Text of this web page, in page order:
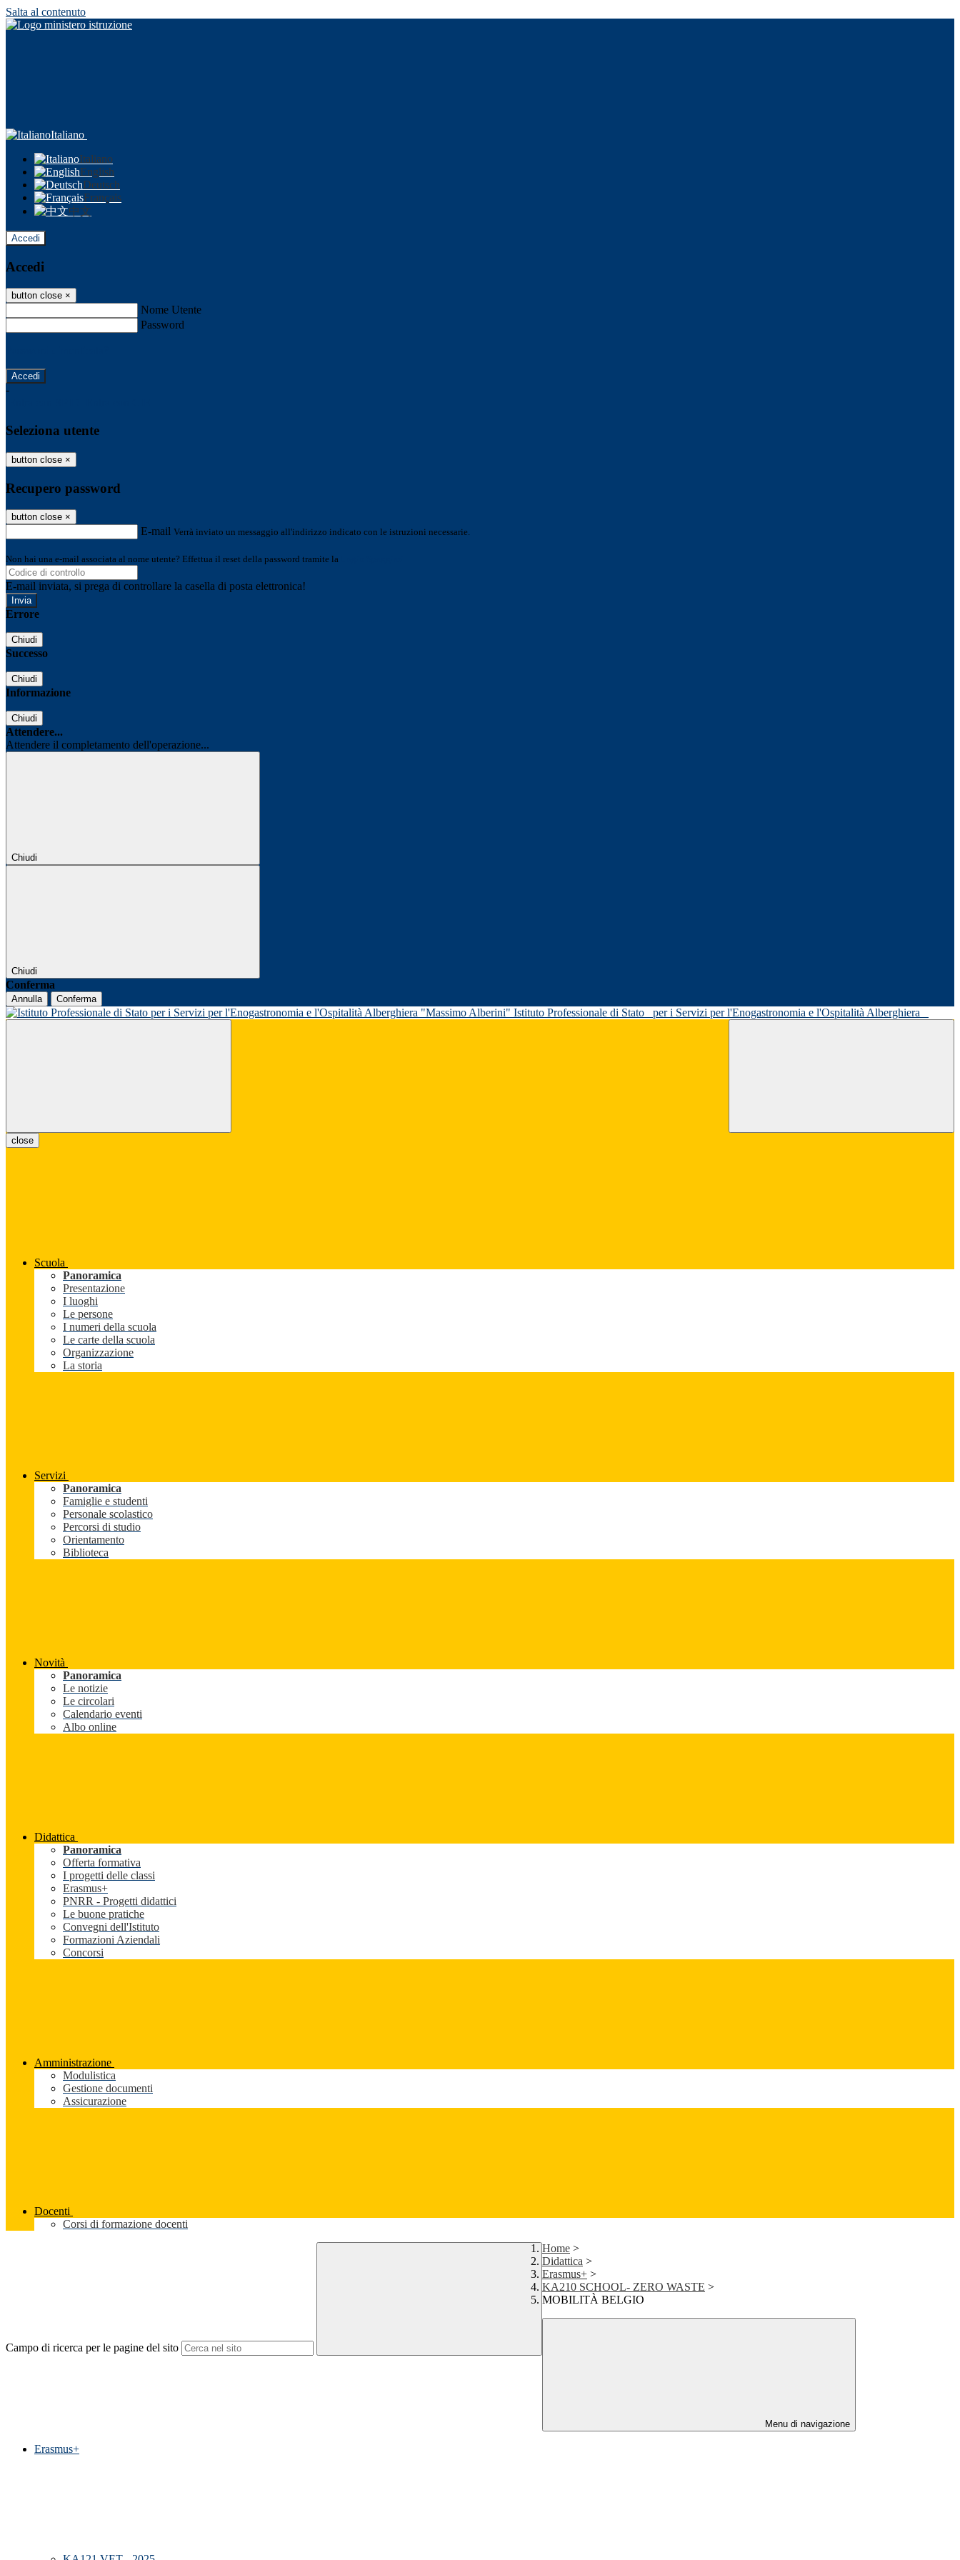
Salta al contenuto
Italiano
Italiano
English
Deutsch
Français
中文
Accedi
Accedi
button close ×
Nome Utente
Password
-
Seleziona utente
button close ×
Recupero password
button close ×
E-mail Verrà inviato un messaggio all'indirizzo indicato con le istruzioni necessarie.
Non hai una e-mail associata al nome utente? Effettua il reset della password tramite la
E-mail inviata, si prega di controllare la casella di posta elettronica!
Errore
Chiudi
Successo
Chiudi
Informazione
Chiudi
Attendere...
Attendere il completamento dell'operazione...
Chiudi
Chiudi
Conferma
Annulla Conferma
Istituto Professionale di Stato per i Servizi per l'Enogastronomia e l'Ospitalità Alberghiera
close
Scuola
Panoramica
Presentazione
I luoghi
Le persone
I numeri della scuola
Le carte della scuola
Organizzazione
La storia
Servizi
Panoramica
Famiglie e studenti
Personale scolastico
Percorsi di studio
Orientamento
Biblioteca
Novità
Panoramica
Le notizie
Le circolari
Calendario eventi
Albo online
Didattica
Panoramica
Offerta formativa
I progetti delle classi
Erasmus+
PNRR - Progetti didattici
Le buone pratiche
Convegni dell'Istituto
Formazioni Aziendali
Concorsi
Amministrazione
Modulistica
Gestione documenti
Assicurazione
Docenti
Corsi di formazione docenti
Campo di ricerca per le pagine del sito
Home >
Didattica >
Erasmus+ >
KA210 SCHOOL- ZERO WASTE >
MOBILITÀ BELGIO
Menu di navigazione
Erasmus+